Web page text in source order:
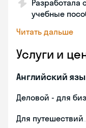
Разработала
учебные
Читать дальше
Услуги и
Английский
Деловой - для
Для путешествий